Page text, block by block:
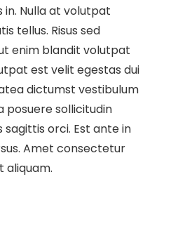
in. Nulla at volutpat
tellus. Risus sed
enim blandit volutpat
est velit egestas dui
dictumst vestibulum
posuere sollicitudin
orci. Est ante in
Amet consectetur
aliquam.